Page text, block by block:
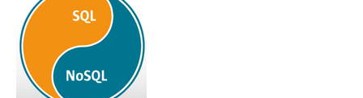
en
procedimientos